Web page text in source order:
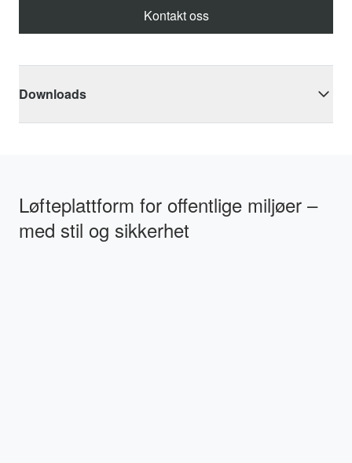
Kontakt oss
Downloads
Løfteplattform for offentlige miljøer –
med stil og sikkerhet